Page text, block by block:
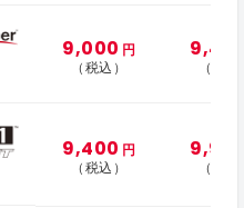
9,000 円
（税込）
（税
9,400 円
（税込）
（税